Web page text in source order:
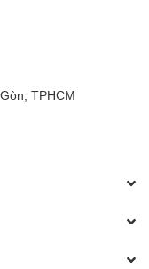
TPHCM